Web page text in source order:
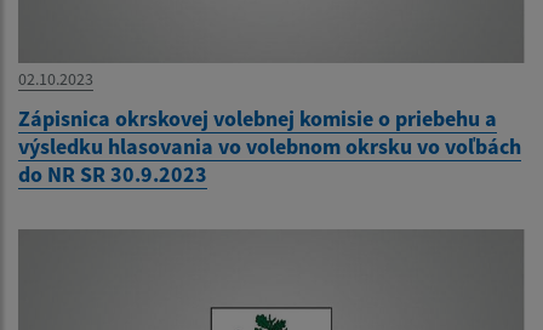
02.10.2023
Zápisnica okrskovej volebnej komisie o priebehu a
výsledku hlasovania vo volebnom okrsku vo voľbách
do NR SR 30.9.2023